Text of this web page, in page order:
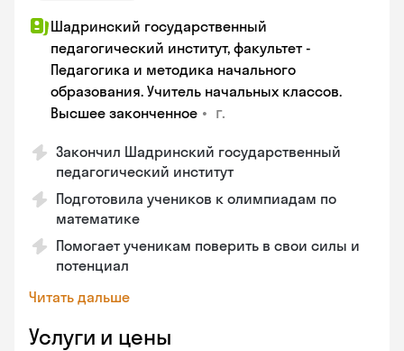
Шадринский государственный
педагогический институт, факультет -
Педагогика и методика начального
образования. Учитель начальных классов.
Высшее законченное • г.
Закончил Шадринский государственный
педагогический институт
Подготовила учеников к олимпиадам по
математике
Помогает ученикам поверить в свои силы и
потенциал
Читать дальше
Услуги и цены